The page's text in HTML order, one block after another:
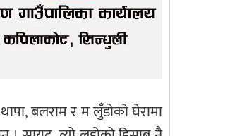
बलराम र म लुँडोको घेरामा